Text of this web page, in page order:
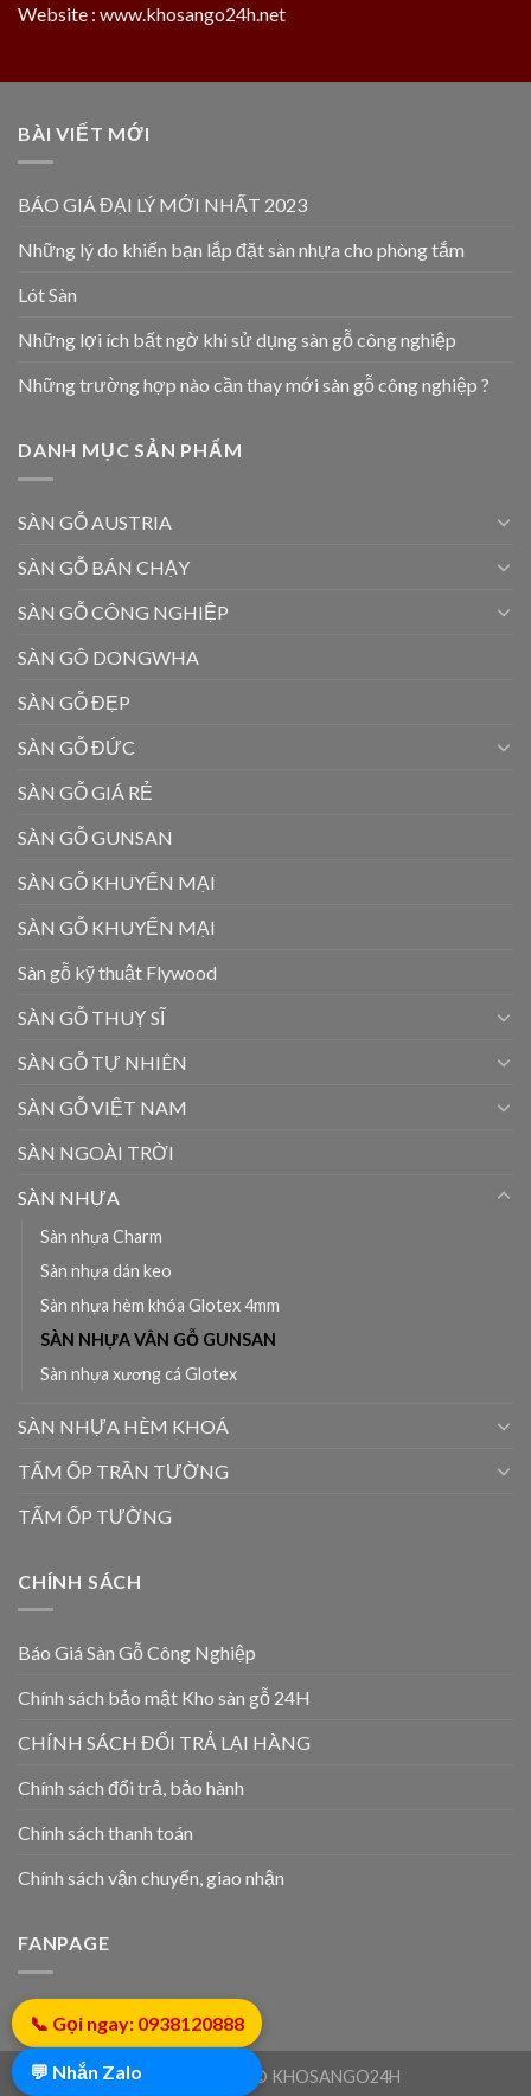
Website : www.khosango24h.net
BÀI VIẾT MỚI
BÁO GIÁ ĐẠI LÝ MỚI NHẤT 2023
Những lý do khiến bạn lắp đặt sàn nhựa cho phòng tắm
Lót Sàn
Những lợi ích bất ngờ khi sử dụng sàn gỗ công nghiệp
Những trường hợp nào cần thay mới sàn gỗ công nghiệp ?
DANH MỤC SẢN PHẨM
SÀN GỖ AUSTRIA
SÀN GỖ BÁN CHẠY
SÀN GỖ CÔNG NGHIỆP
SÀN GÔ DONGWHA
SÀN GỖ ĐẸP
SÀN GỖ ĐỨC
SÀN GỖ GIÁ RẺ
SÀN GỖ GUNSAN
SÀN GỖ KHUYẾN MẠI
SÀN GỖ KHUYẾN MẠI
Sàn gỗ kỹ thuật Flywood
SÀN GỖ THUỴ SĨ
SÀN GỖ TỰ NHIÊN
SÀN GỖ VIỆT NAM
SÀN NGOÀI TRỜI
SÀN NHỰA
Sàn nhựa Charm
Sàn nhựa dán keo
Sàn nhựa hèm khóa Glotex 4mm
SÀN NHỰA VÂN GỖ GUNSAN
Sàn nhựa xương cá Glotex
SÀN NHỰA HÈM KHOÁ
TẤM ỐP TRẦN TƯỜNG
TẤM ỐP TƯỜNG
CHÍNH SÁCH
Báo Giá Sàn Gỗ Công Nghiệp
Chính sách bảo mật Kho sàn gỗ 24H
CHÍNH SÁCH ĐỔI TRẢ LẠI HÀNG
Chính sách đổi trả, bảo hành
Chính sách thanh toán
Chính sách vận chuyển, giao nhận
FANPAGE
Copyright 2026 © KHOSANGO24H
📞 Gọi ngay: 0938120888
💬 Nhắn Zalo